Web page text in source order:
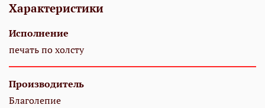
Характеристики
Исполнение
печать по холсту
Производитель
Благолепие